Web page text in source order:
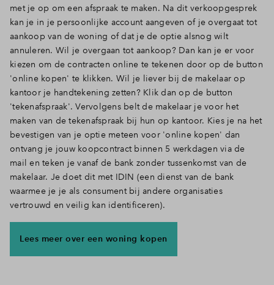
met je op om een afspraak te maken. Na dit verkoopgesprek
kan je in je persoonlijke account aangeven of je overgaat tot
aankoop van de woning of dat je de optie alsnog wilt
annuleren. Wil je overgaan tot aankoop? Dan kan je er voor
kiezen om de contracten online te tekenen door op de button
'online kopen' te klikken. Wil je liever bij de makelaar op
kantoor je handtekening zetten? Klik dan op de button
'tekenafspraak'. Vervolgens belt de makelaar je voor het
maken van de tekenafspraak bij hun op kantoor. Kies je na het
bevestigen van je optie meteen voor 'online kopen' dan
ontvang je jouw koopcontract binnen 5 werkdagen via de
mail en teken je vanaf de bank zonder tussenkomst van de
makelaar. Je doet dit met IDIN (een dienst van de bank
waarmee je je als consument bij andere organisaties
vertrouwd en veilig kan identificeren).
Lees meer over een woning kopen